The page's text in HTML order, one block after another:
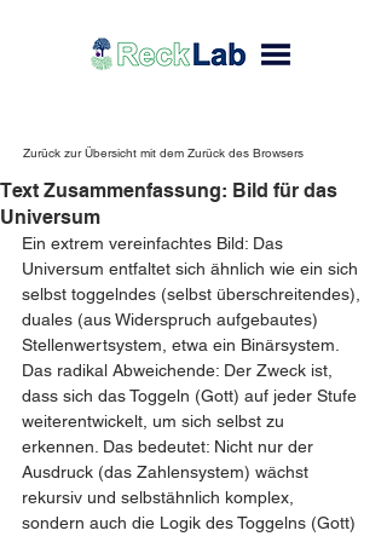
Zurück zur Übersicht mit dem Zurück des Browsers
Text Zusammenfassung: Bild für das
Universum
Ein extrem vereinfachtes Bild: Das
Universum entfaltet sich ähnlich wie ein sich
selbst toggelndes (selbst überschreitendes),
duales (aus Widerspruch aufgebautes)
Stellenwertsystem, etwa ein Binärsystem.
Das radikal Abweichende: Der Zweck ist,
dass sich das Toggeln (Gott) auf jeder Stufe
weiterentwickelt, um sich selbst zu
erkennen. Das bedeutet: Nicht nur der
Ausdruck (das Zahlensystem) wächst
rekursiv und selbstähnlich komplex,
sondern auch die Logik des Toggelns (Gott)